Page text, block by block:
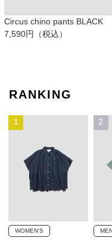
Circus chino pants BLACK
7,590円（税込）
RANKING
1
WOMEN'S
2